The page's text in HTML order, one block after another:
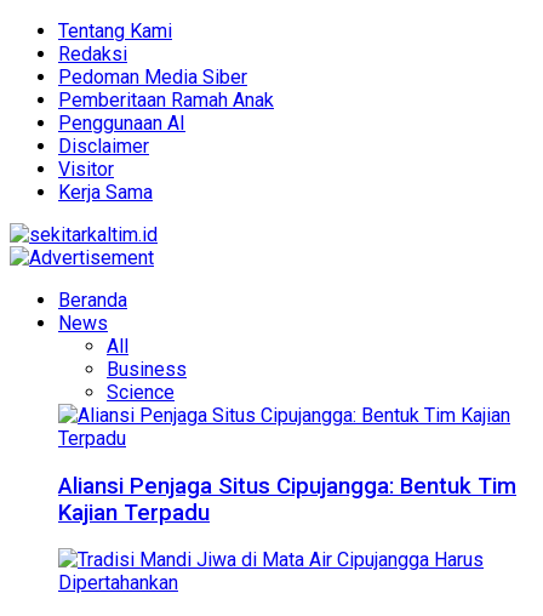
Tentang Kami
Redaksi
Pedoman Media Siber
Pemberitaan Ramah Anak
Penggunaan AI
Disclaimer
Visitor
Kerja Sama
Beranda
News
All
Business
Science
Aliansi Penjaga Situs Cipujangga: Bentuk Tim
Kajian Terpadu